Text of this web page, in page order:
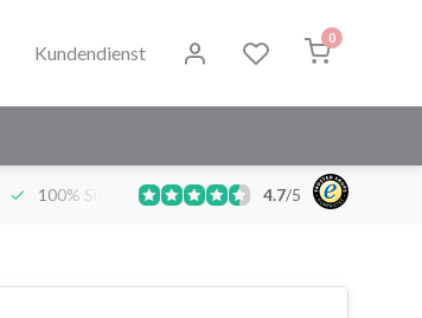
Kundendienst
0
100% Sicher und Hygienisch Deutschlands
4.7/5